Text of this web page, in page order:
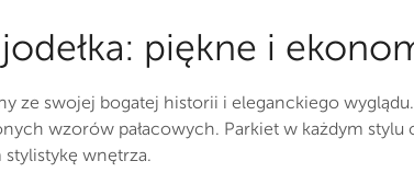
piękne i
ze swojej bogatej historii i eleganckiego
wzorów pałacowych. Parkiet w każdym
stylistykę wnętrza.